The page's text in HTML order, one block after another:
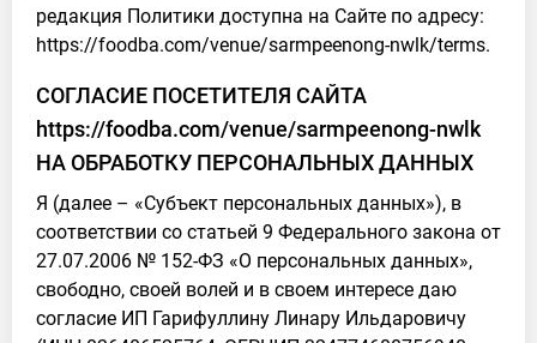
редакция Политики доступна на Сайте по адресу:
https://foodba.com/venue/sarmpeenong-nwlk/terms.
СОГЛАСИЕ ПОСЕТИТЕЛЯ САЙТА
https://foodba.com/venue/sarmpeenong-nwlk
НА ОБРАБОТКУ ПЕРСОНАЛЬНЫХ ДАННЫХ
Я (далее – «Субъект персональных данных»), в
соответствии со статьей 9 Федерального закона от
27.07.2006 № 152-ФЗ «О персональных данных»,
свободно, своей волей и в своем интересе даю
согласие ИП Гарифуллину Линару Ильдаровичу